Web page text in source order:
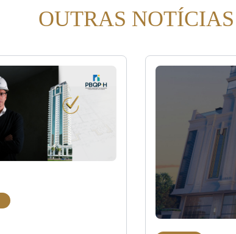
OUTRAS NOTÍCIAS